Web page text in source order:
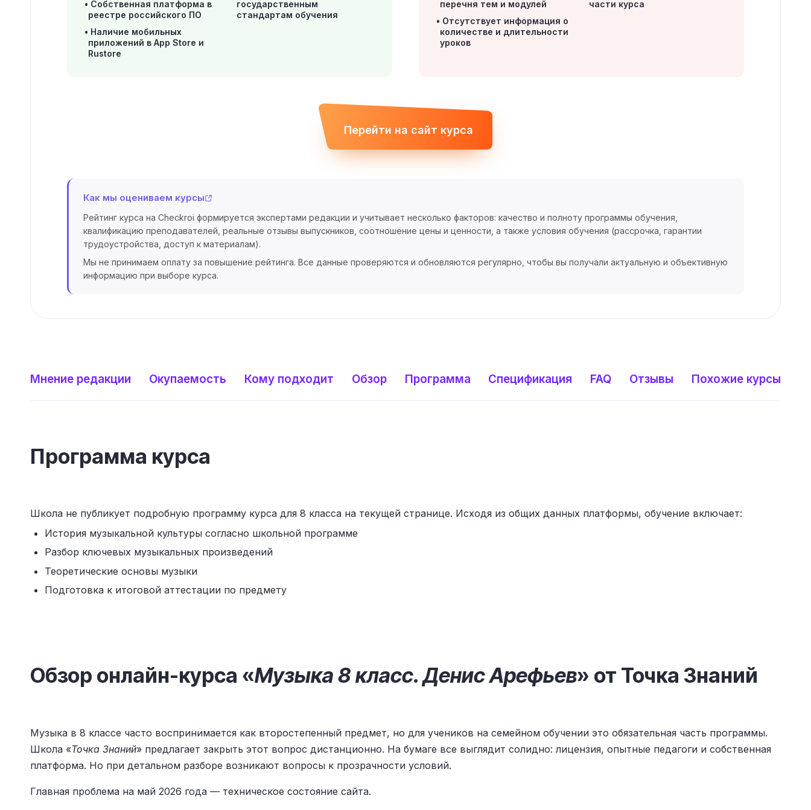
Собственная платформа в
реестре российского ПО
Наличие мобильных
приложений в App Store и
Rustore
государственным
стандартам обучения
перечня тем и модулей
Отсутствует информация о
количестве и длительности
уроков
части курса
Перейти на сайт курса
Как мы оцениваем курсы
Рейтинг курса на Checkroi формируется экспертами редакции и учитывает несколько факторов: качество и полноту программы обучения,
квалификацию преподавателей, реальные отзывы выпускников, соотношение цены и ценности, а также условия обучения (рассрочка, гарантии
трудоустройства, доступ к материалам).
Мы не принимаем оплату за повышение рейтинга. Все данные проверяются и обновляются регулярно, чтобы вы получали актуальную и объективную
информацию при выборе курса.
Мнение редакции Окупаемость Кому подходит Обзор Программа Спецификация FAQ Отзывы Похожие курсы
Программа курса
Школа не публикует подробную программу курса для 8 класса на текущей странице. Исходя из общих данных платформы, обучение включает:
История музыкальной культуры согласно школьной программе
Разбор ключевых музыкальных произведений
Теоретические основы музыки
Подготовка к итоговой аттестации по предмету
Обзор онлайн-курса «Музыка 8 класс. Денис Арефьев» от Точка Знаний
Музыка в 8 классе часто воспринимается как второстепенный предмет, но для учеников на семейном обучении это обязательная часть программы.
Школа «Точка Знаний» предлагает закрыть этот вопрос дистанционно. На бумаге все выглядит солидно: лицензия, опытные педагоги и собственная
платформа. Но при детальном разборе возникают вопросы к прозрачности условий.
Главная проблема на май 2026 года — техническое состояние сайта.